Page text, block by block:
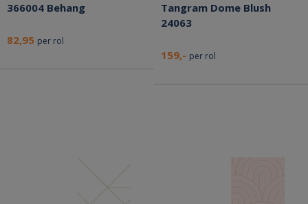
366004 Behang
82,95 per rol
Tangram Dome Blush
24063
159,- per rol